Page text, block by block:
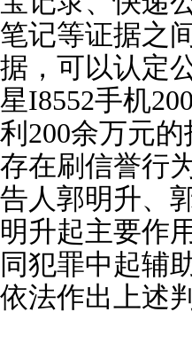
笔记等证据之
据，可以认定
星I8552手机
利200余万元
存在刷信誉行
告人郭明升、
明升起主要作
同犯罪中起辅
依法作出上述